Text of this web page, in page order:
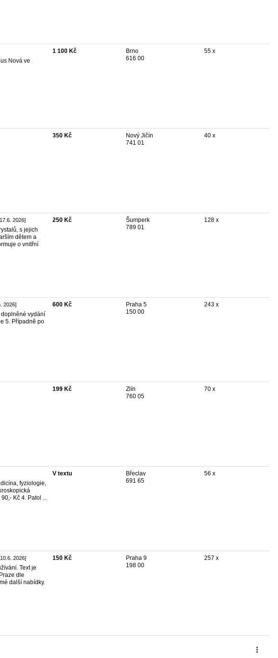
Nová ve
1 100 Kč
Brno
616 00
55 x
350 Kč
Nový Jičín
741 01
40 x
2026]
s jejich
dětem a
o vnitřní
250 Kč
Šumperk
789 01
128 x
2026]
doplněné vydání
5. Případně po
600 Kč
Praha 5
150 00
243 x
199 Kč
Zlín
760 05
70 x
fyziologie,
Kč 4. Patol ...
V textu
Břeclav
691 65
56 x
2026]
Text je
dle
další nabídky.
150 Kč
Praha 9
198 00
257 x